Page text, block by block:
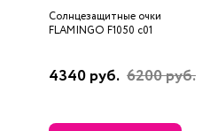
Солнцезащитные очки
FLAMINGO F1050 c01
4340 руб. 6200 руб.